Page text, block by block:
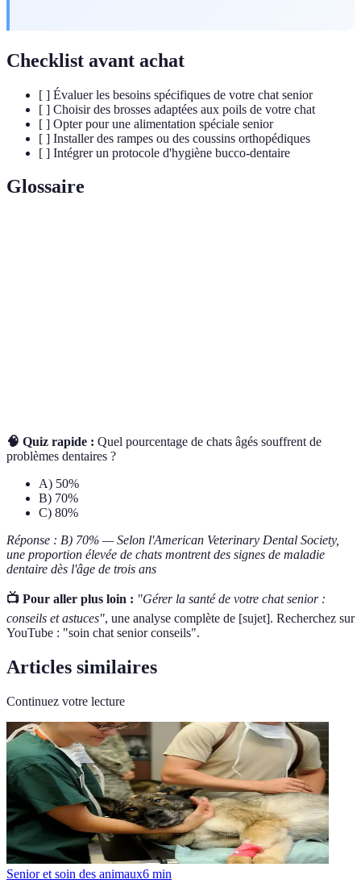
Checklist avant achat
[ ] Évaluer les besoins spécifiques de votre chat senior
[ ] Choisir des brosses adaptées aux poils de votre chat
[ ] Opter pour une alimentation spéciale senior
[ ] Installer des rampes ou des coussins orthopédiques
[ ] Intégrer un protocole d'hygiène bucco-dentaire
Glossaire
🧠 Quiz rapide : Quel pourcentage de chats âgés souffrent de
problèmes dentaires ?
A) 50%
B) 70%
C) 80%
Réponse : B) 70% — Selon l'American Veterinary Dental Society,
une proportion élevée de chats montrent des signes de maladie
dentaire dès l'âge de trois ans
📺 Pour aller plus loin : "Gérer la santé de votre chat senior :
conseils et astuces", une analyse complète de [sujet]. Recherchez sur
YouTube : "soin chat senior conseils".
Articles similaires
Continuez votre lecture
Senior et soin des animaux6 min